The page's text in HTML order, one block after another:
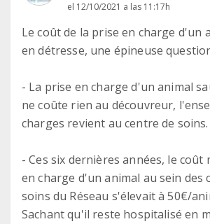
el 12/10/2021 a las 11:17h
Le coût de la prise en charge d'un
en détresse, une épineuse
- La prise en charge d'un animal
ne coûte rien au découvreur,
charges revient au centre de soins.
- Ces six dernières années, le coût
en charge d'un animal au sein des
soins du Réseau s'élevait à 50€/
Sachant qu'il reste hospitalisé en